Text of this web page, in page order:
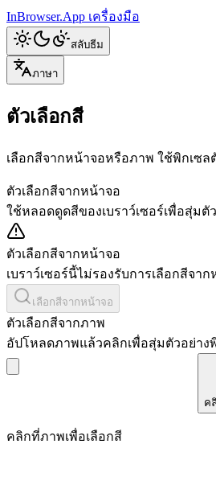
InBrowser.App เครื่องมือ
สลับธีม
ภาษา
ตัวเลือกสี
เลือกสีจากหน้าจอหรือภาพ ใช้พิกเซล
ตัวเลือกสีจากหน้าจอ
ใช้หลอดดูดสีของเบราว์เซอร์เพื่อสุ่ม
ตัวเลือกสีจากหน้าจอ
เบราว์เซอร์นี้ไม่รองรับการเลือกสีจาก
เลือกสีจากหน้าจอ
ตัวเลือกสีจากภาพ
อัปโหลดภาพแล้วคลิกเพื่อสุ่มตัวอย่าง
ค
คลิกที่ภาพเพื่อเลือกสี